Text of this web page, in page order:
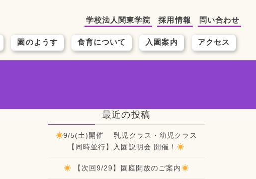
園のようす 食育について 入園案内 アクセス
学校法人関東学院 採用情報 問い合わせ
最近の投稿
9/5(土)開催 乳児クラス・幼児クラス
【同時並行】入園説明会 開催！
【次回9/29】園庭開放のご案内